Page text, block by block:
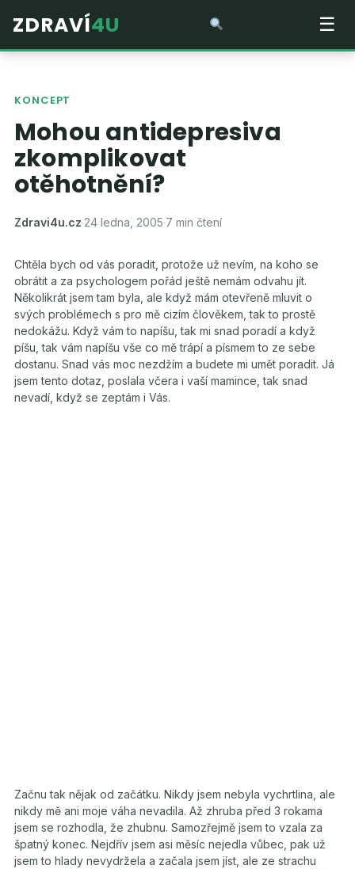
ZDRAVÍ4U ☰
KONCEPT
Mohou antidepresiva
zkomplikovat
otěhotnění?
Zdravi4u.cz·24 ledna, 2005·7 min čtení
Chtěla bych od vás poradit, protože už nevím, na koho se
obrátit a za psychologem pořád ještě nemám odvahu jít.
Několikrát jsem tam byla, ale když mám otevřeně mluvit o
svých problémech s pro mě cizím člověkem, tak to prostě
nedokážu. Když vám to napíšu, tak mi snad poradí a když
píšu, tak vám napíšu vše co mě trápí a písmem to ze sebe
dostanu. Snad vás moc nezdžím a budete mi umět poradit. Já
jsem tento dotaz, poslala včera i vaší mamince, tak snad
nevadí, když se zeptám i Vás.
Začnu tak nějak od začátku. Nikdy jsem nebyla vychrtlina, ale
nikdy mě ani moje váha nevadila. Až zhruba před 3 rokama
jsem se rozhodla, že zhubnu. Samozřejmě jsem to vzala za
špatný konec. Nejdřív jsem asi měsíc nejedla vůbec, pak už
jsem to hlady nevydržela a začala jsem jíst, ale ze strachu